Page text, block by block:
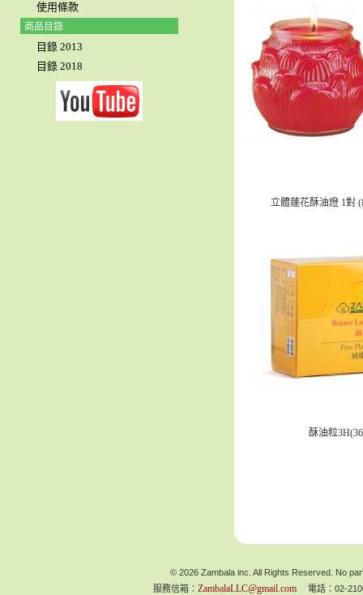
使用條款
商品目錄
目錄 2013
目錄 2018
立體蓮花酥油燈 1對
酥油粒
© 2026 Zambala inc. All Rights Reserved. No
服務信箱： ZambalaLLC@gmail.com 電話：02-